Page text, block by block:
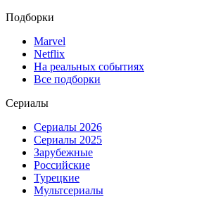
Подборки
Marvel
Netflix
На реальных событиях
Все подборки
Сериалы
Сериалы 2026
Сериалы 2025
Зарубежные
Российские
Турецкие
Мультсериалы